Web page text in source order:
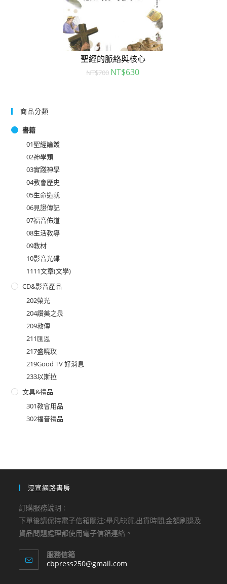
聖經的脈絡與核心
NT$700 NT$630
商品分類
書籍
01聖經論叢
02神學類
03實踐神學
04教會歷史
05生命造就
06見證傳記
07福音佈道
08生活教導
09教材
10影音光碟
1111文章(文學)
CD&影音產品
202榮光
204讚美之泉
209救傳
211匯恩
217盛曉玫
219Good TV 好消息
233以斯拉
文具&禮品
301教會用品
302福音禮品
浸宣網路書房
訂購服務說明 :
下單後請保持電子信箱關注:舉凡缺貨,出貨時間,金額刷退及
貨品問題處理都使用電子信箱連絡。
服務信箱
cbpress250@gmail.com